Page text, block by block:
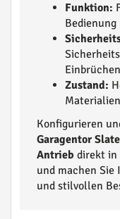
Funktion:
Bedienung
Einbrüchen
Zustand:
Materialien
Konfigurieren
Garagentor
Antrieb direkt in
und machen Sie
und stilvollen